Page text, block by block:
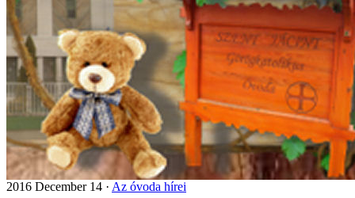
2016 December 14 · Az óvoda hírei